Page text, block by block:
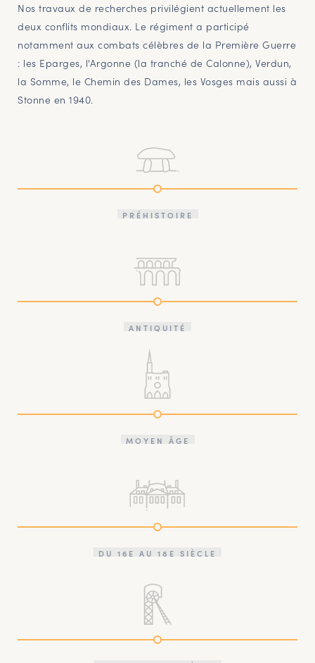
Nos travaux de recherches privilégient actuellement les
deux conflits mondiaux. Le régiment a participé
notamment aux combats célèbres de la Première Guerre
: les Eparges, l'Argonne (la tranché de Calonne), Verdun,
la Somme, le Chemin des Dames, les Vosges mais aussi à
Stonne en 1940.
PRÉHISTOIRE
ANTIQUITÉ
MOYEN ÂGE
DU 16E AU 18E SIÈCLE